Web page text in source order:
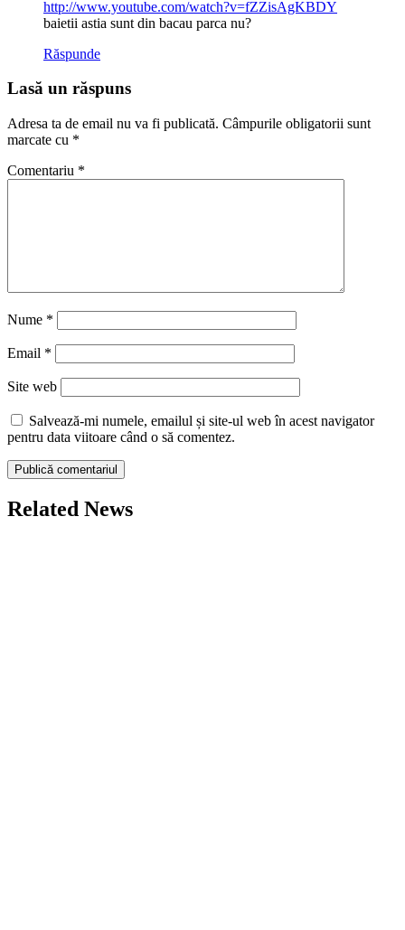
http://www.youtube.com/watch?v=fZZisAgKBDY
baietii astia sunt din bacau parca nu?
Răspunde
Lasă un răspuns
Adresa ta de email nu va fi publicată. Câmpurile obligatorii sunt
marcate cu *
Comentariu *
Nume *
Email *
Site web
Salvează-mi numele, emailul și site-ul web în acest navigator
pentru data viitoare când o să comentez.
Related News